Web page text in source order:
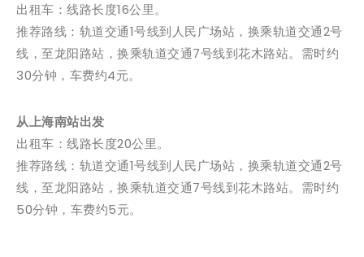
出租车：线路长度16公里。
推荐路线：轨道交通1号线到人民广场站，换乘轨道交通2号
线，至龙阳路站，换乘轨道交通7号线到花木路站。需时约
30分钟，车费约4元。
从上海南站出发
出租车：线路长度20公里。
推荐路线：轨道交通1号线到人民广场站，换乘轨道交通2号
线，至龙阳路站，换乘轨道交通7号线到花木路站。需时约
50分钟，车费约5元。